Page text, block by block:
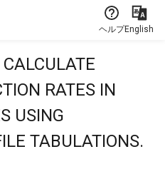
ヘルプEnglish
RATES IN
USING
TABULATIONS.